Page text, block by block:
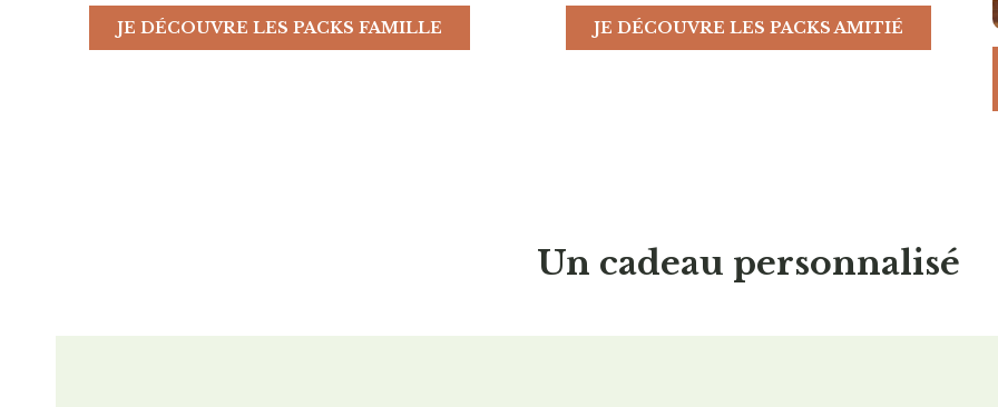
JE DÉCOUVRE LES PACKS FAMILLE JE DÉCOUVRE LES PACKS AMITIÉ
Un cadeau personnalisé